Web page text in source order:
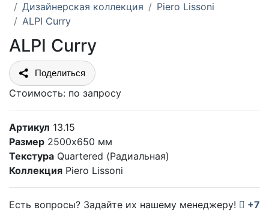
Дизайнерская коллекция
Piero Lissoni
ALPI Curry
ALPI Curry
Поделиться
Стоимость: по запросу
Артикул 13.15
Размер 2500х650 мм
Текстура Quartered (Радиальная)
Коллекция Piero Lissoni
Есть вопросы? Задайте их нашему менеджеру!
+7